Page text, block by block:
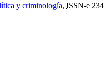
y criminología, ISSN-e